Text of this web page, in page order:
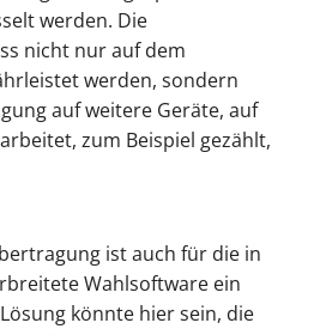
werden. Die
nicht nur auf dem
werden, sondern
auf weitere Geräte, auf
zum Beispiel gezählt,
ist auch für die in
Wahlsoftware ein
könnte hier sein, die